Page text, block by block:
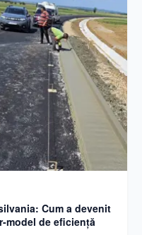
Cum a devenit
model de eficiență